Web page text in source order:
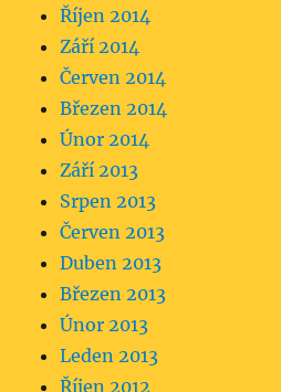
Říjen 2014
Září 2014
Červen 2014
Březen 2014
Únor 2014
Září 2013
Srpen 2013
Červen 2013
Duben 2013
Březen 2013
Únor 2013
Leden 2013
Říjen 2012